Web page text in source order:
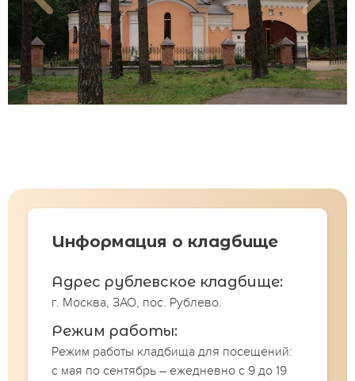
Информация о кладбище
Адрес рублевское кладбище:
г. Москва, ЗАО, пос. Рублево.
Режим работы:
Режим работы кладбища для посещений:
с мая по сентябрь – ежедневно с 9 до 19